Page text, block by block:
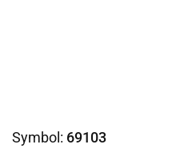
Symbol: 69103